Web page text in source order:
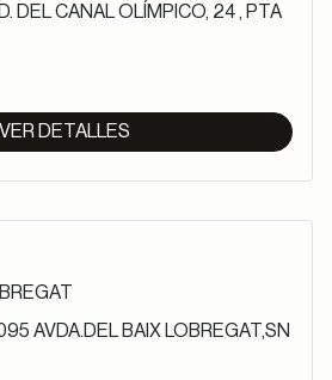
DEL CANAL OLÍMPICO, 24 , PTA
VER DETALLES
AVDA.DEL BAIX LOBREGAT,SN